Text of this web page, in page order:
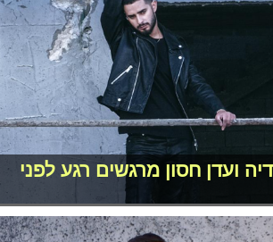
ועדן חסון מרגשים רגע לפני